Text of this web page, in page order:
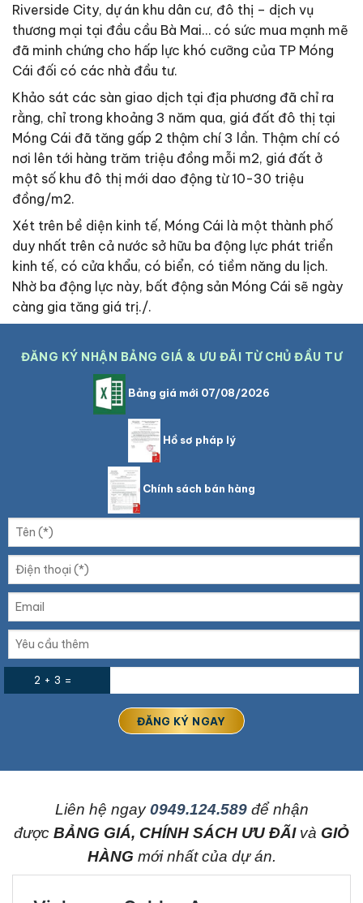
Riverside City, dự án khu dân cư, đô thị – dịch vụ
thương mại tại đầu cầu Bà Mai… có sức mua mạnh mẽ
đã minh chứng cho hấp lực khó cưỡng của TP Móng
Cái đối có các nhà đầu tư.
Khảo sát các sàn giao dịch tại địa phương đã chỉ ra
rằng, chỉ trong khoảng 3 năm qua, giá đất đô thị tại
Móng Cái đã tăng gấp 2 thậm chí 3 lần. Thậm chí có
nơi lên tới hàng trăm triệu đồng mỗi m2, giá đất ở
một số khu đô thị mới dao động từ 10-30 triệu
đồng/m2.
Xét trên bề diện kinh tế, Móng Cái là một thành phố
duy nhất trên cả nước sở hữu ba động lực phát triển
kinh tế, có cửa khẩu, có biển, có tiềm năng du lịch.
Nhờ ba động lực này, bất động sản Móng Cái sẽ ngày
càng gia tăng giá trị./.
ĐĂNG KÝ NHẬN BẢNG GIÁ & ƯU ĐÃI TỪ CHỦ ĐẦU TƯ
Bảng giá mới 07/08/2026
Hồ sơ pháp lý
Chính sách bán hàng
2 + 3 =
Liên hệ ngay 0949.124.589để nhận
được BẢNG GIÁ, CHÍNH SÁCH ƯU ĐÃIvà GIỎ
HÀNG mới nhất của dự án.